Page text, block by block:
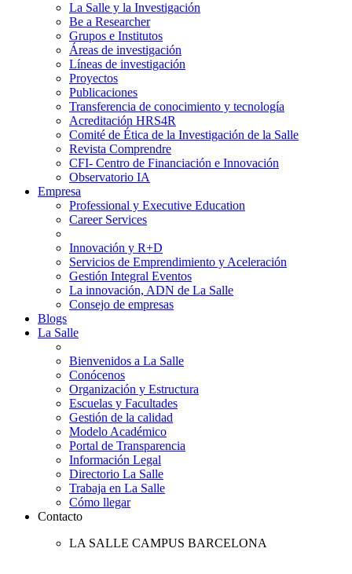
La Salle y la Investigación
Be a Researcher
Grupos e Institutos
Áreas de investigación
Líneas de investigación
Proyectos
Publicaciones
Transferencia de conocimiento y tecnología
Acreditación HRS4R
Comité de Ética de la Investigación de la Salle
Revista Comprendre
CFI- Centro de Financiación e Innovación
Observatorio IA
Empresa
Professional y Executive Education
Career Services
Innovación y R+D
Servicios de Emprendimiento y Aceleración
Gestión Integral Eventos
La innovación, ADN de La Salle
Consejo de empresas
Blogs
La Salle
Bienvenidos a La Salle
Conócenos
Organización y Estructura
Escuelas y Facultades
Gestión de la calidad
Modelo Académico
Portal de Transparencia
Información Legal
Directorio La Salle
Trabaja en La Salle
Cómo llegar
Contacto
LA SALLE CAMPUS BARCELONA